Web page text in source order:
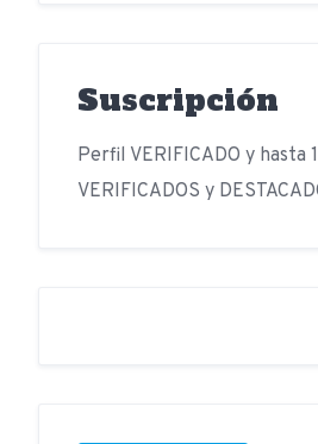
Suscripción
Perfil VERIFICADO y hasta
VERIFICADOS y